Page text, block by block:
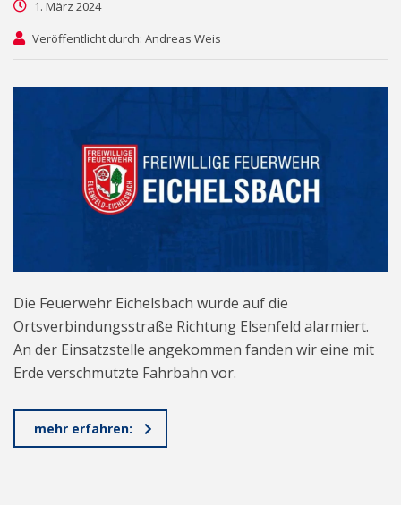
1. März 2024
Veröffentlicht durch: Andreas Weis
Die Feuerwehr Eichelsbach wurde auf die
Ortsverbindungsstraße Richtung Elsenfeld alarmiert.
An der Einsatzstelle angekommen fanden wir eine mit
Erde verschmutzte Fahrbahn vor.
mehr erfahren: